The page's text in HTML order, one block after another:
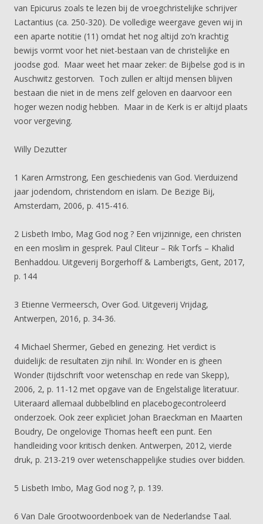
van Epicurus zoals te lezen bij de vroegchristelijke schrijver
Lactantius (ca. 250-320). De volledige weergave geven wij in
een aparte notitie (11) omdat het nog altijd zo’n krachtig
bewijs vormt voor het niet-bestaan van de christelijke en
joodse god. Maar weet het maar zeker: de Bijbelse god is in
Auschwitz gestorven. Toch zullen er altijd mensen blijven
bestaan die niet in de mens zelf geloven en daarvoor een
hoger wezen nodig hebben. Maar in de Kerk is er altijd plaats
voor vergeving.
Willy Dezutter
1 Karen Armstrong, Een geschiedenis van God. Vierduizend
jaar jodendom, christendom en islam. De Bezige Bij,
Amsterdam, 2006, p. 415-416.
2 Lisbeth Imbo, Mag God nog ? Een vrijzinnige, een christen
en een moslim in gesprek. Paul Cliteur – Rik Torfs – Khalid
Benhaddou. Uitgeverij Borgerhoff & Lamberigts, Gent, 2017,
p. 144
3 Etienne Vermeersch, Over God. Uitgeverij Vrijdag,
Antwerpen, 2016, p. 34-36.
4 Michael Shermer, Gebed en genezing. Het verdict is
duidelijk: de resultaten zijn nihil. In: Wonder en is gheen
Wonder (tijdschrift voor wetenschap en rede van Skepp),
2006, 2, p. 11-12 met opgave van de Engelstalige literatuur.
Uiteraard allemaal dubbelblind en placebogecontroleerd
onderzoek. Ook zeer expliciet Johan Braeckman en Maarten
Boudry, De ongelovige Thomas heeft een punt. Een
handleiding voor kritisch denken. Antwerpen, 2012, vierde
druk, p. 213-219 over wetenschappelijke studies over bidden.
5 Lisbeth Imbo, Mag God nog ?, p. 139.
6 Van Dale Grootwoordenboek van de Nederlandse Taal.